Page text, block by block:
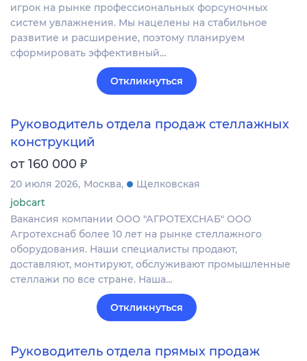
игрок на рынке профессиональных форсуночных
систем увлажнения. Мы нацелены на стабильное
развитие и расширение, поэтому планируем
сформировать эффективный…
Откликнуться
Руководитель отдела продаж стеллажных
конструкций
от 160 000 ₽
20 июля 2026 Москва
Щелковская
jobcart
Вакансия компании ООО "АГРОТЕХСНАБ" ООО
Агротехснаб более 10 лет на рынке стеллажного
оборудования. Наши специалисты продают,
доставляют, монтируют, обслуживают промышленные
стеллажи по все стране. Наша…
Откликнуться
Руководитель отдела прямых продаж